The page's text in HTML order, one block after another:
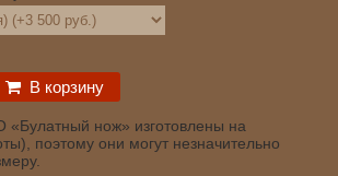
В корзину
нож» изготовлены на
поэтому они могут незначительно